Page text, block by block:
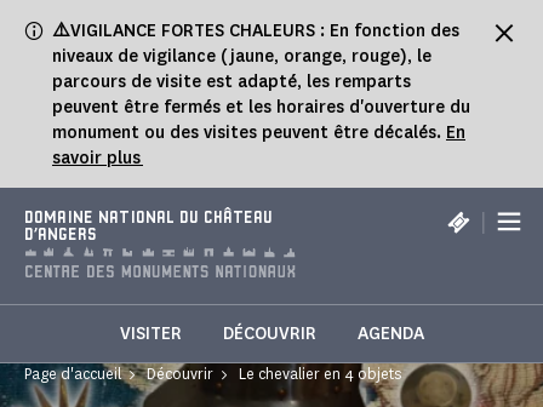
⚠️VIGILANCE FORTES CHALEURS : En fonction des
niveaux de vigilance (jaune, orange, rouge), le
parcours de visite est adapté, les remparts
peuvent être fermés et les horaires d'ouverture du
monument ou des visites peuvent être décalés. En
savoir plus
DOMAINE NATIONAL DU CHÂTEAU
D'ANGERS
|
VISITER DÉCOUVRIR AGENDA
Page d'accueil Découvrir Le chevalier en 4 objets